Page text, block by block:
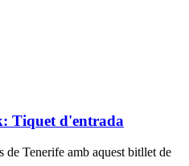
Tiquet d'entrada
de Tenerife amb aquest bitllet de